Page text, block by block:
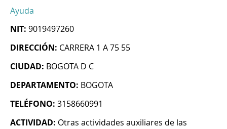
Ayuda
NIT: 9019497260
DIRECCIÓN: CARRERA 1 A 75 55
CIUDAD: BOGOTA D C
DEPARTAMENTO: BOGOTA
TELÉFONO: 3158660991
ACTIVIDAD: Otras actividades auxiliares de las